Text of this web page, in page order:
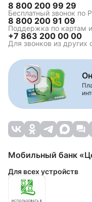
8 800 200 99 29
Бесплатный звонок по
8 800 200 91 09
Поддержка по картам
+7 863 200 00 00
Для звонков из других
Мобильный банк
Для всех устройств